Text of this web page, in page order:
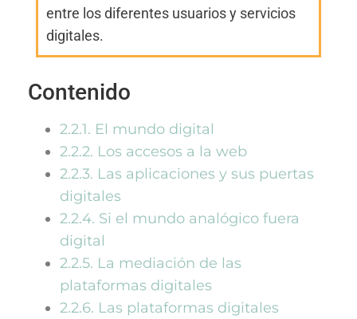
entre los diferentes usuarios y servicios
digitales.
Contenido
2.2.1. El mundo digital​
2.2.2. Los accesos a la web​
2.2.3. Las aplicaciones y sus puertas
digitales​
2.2.4. Si el mundo analógico fuera
digital​
2.2.5. La mediación de las
plataformas digitales​
2.2.6. Las plataformas digitales​